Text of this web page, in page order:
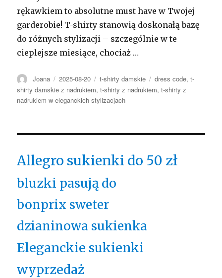
rękawkiem to absolutne must have w Twojej
garderobie! T-shirty stanowią doskonałą bazę
do różnych stylizacji – szczególnie w te
cieplejsze miesiące, chociaż …
Autor
Joana Opublikowano
2025-08-20 Kategorie
t-shirty damskie Tagi
dress code,t-
shirty damskie z nadrukiem,t-shirty z nadrukiem,t-shirty z
nadrukiem w eleganckich stylizacjach
Allegro sukienki do 50 zł
bluzki pasują do
bonprix sweter
dzianinowa sukienka
Eleganckie sukienki
wyprzedaż